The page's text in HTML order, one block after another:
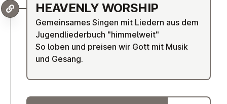
HEAVENLY WORSHIP
Gemeinsames Singen mit Liedern aus dem
Jugendliederbuch "himmelweit"
So loben und preisen wir Gott mit Musik
und Gesang.